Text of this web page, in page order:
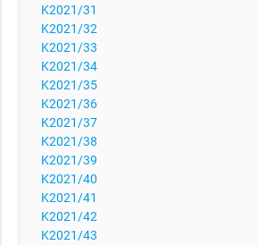
K2021/31
K2021/32
K2021/33
K2021/34
K2021/35
K2021/36
K2021/37
K2021/38
K2021/39
K2021/40
K2021/41
K2021/42
K2021/43